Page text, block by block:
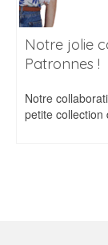
Notre jolie
Patronnes !
Notre
petite collection